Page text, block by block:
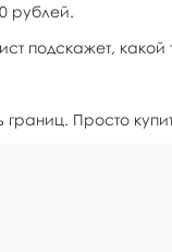
рублей.
подскажет, какой
границ. Просто